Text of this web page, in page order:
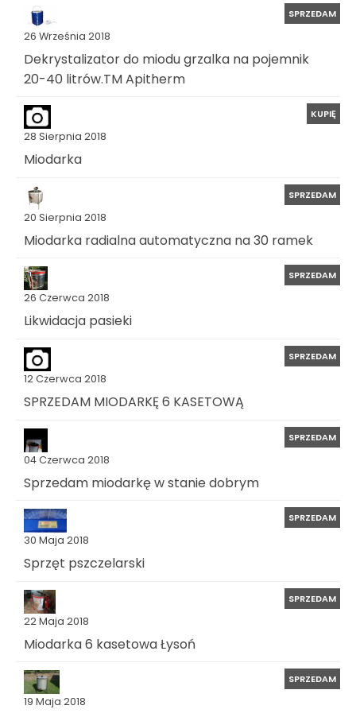
26 Września 2018
SPRZEDAM
Dekrystalizator do miodu grzalka na pojemnik
20-40 litrów.TM Apitherm
28 Sierpnia 2018
KUPIĘ
Miodarka
20 Sierpnia 2018
SPRZEDAM
Miodarka radialna automatyczna na 30 ramek
26 Czerwca 2018
SPRZEDAM
Likwidacja pasieki
12 Czerwca 2018
SPRZEDAM
SPRZEDAM MIODARKĘ 6 KASETOWĄ
04 Czerwca 2018
SPRZEDAM
Sprzedam miodarkę w stanie dobrym
30 Maja 2018
SPRZEDAM
Sprzęt pszczelarski
22 Maja 2018
SPRZEDAM
Miodarka 6 kasetowa Łysoń
19 Maja 2018
SPRZEDAM